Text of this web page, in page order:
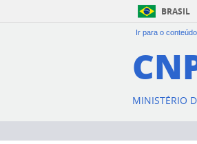
BRASIL
Ir para o conteúdo
MINISTÉRIO